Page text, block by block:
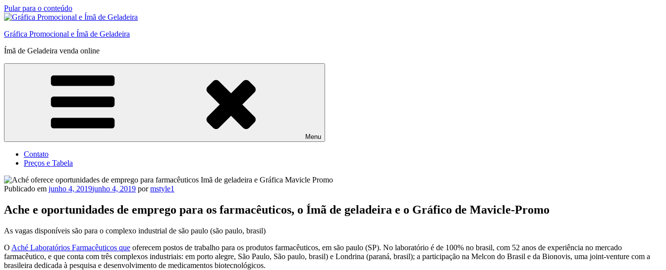
Pular para o conteúdo
Gráfica Promocional e Ímã de Geladeira
Ímã de Geladeira venda online
Menu
Contato
Preços e Tabela
Publicado em junho 4, 2019junho 4, 2019 pormstyle1
Ache e oportunidades de emprego para os farmacêuticos, o Ímã de geladeira e o Gráfico de Mavicle-Promo
As vagas disponíveis são para o complexo industrial de são paulo (são paulo, brasil)
O Aché Laboratórios Farmacêuticos que oferecem postos de trabalho para os produtos farmacêuticos, em são paulo (SP). No laboratório é de 100% no brasil, com 52 anos de experiência no mercado
farmacêutico, e que conta com três complexos industriais: em porto alegre, São Paulo, São paulo, brasil) e Londrina (paraná, brasil); a participação na Melcon do Brasil e da Bionovis, uma joint-venture com a
brasileira dedicada à pesquisa e desenvolvimento de medicamentos biotecnológicos.